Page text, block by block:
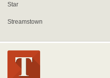
Star
Streamstown